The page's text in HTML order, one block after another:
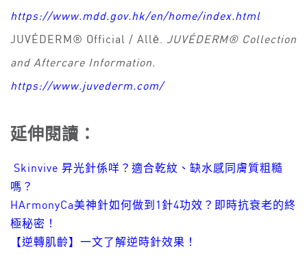
https://www.mdd.gov.hk/en/home/index.html
JUVÉDERM® Official / Allē. JUVÉDERM® Collection
and Aftercare Information.
https://www.juvederm.com/
延伸閱讀：
Skinvive 昇光針係咩？適合乾紋、缺水感同膚質粗糙
嗎？
HArmonyCa美神針如何做到1針4功效？即時抗衰老的終
極秘密！
【逆轉肌齡】一文了解逆時針效果！